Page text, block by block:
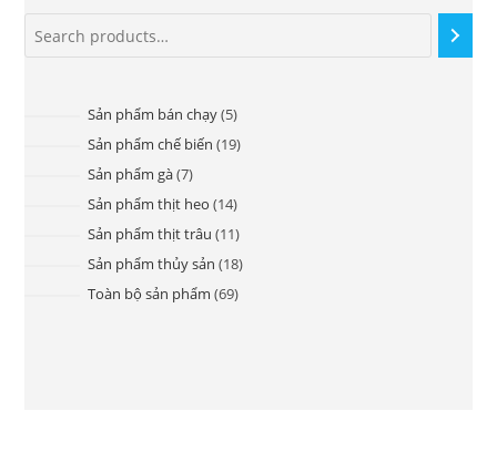
Sản phẩm bán chạy 5
Sản phẩm chế biến 19
Sản phẩm gà 7
Sản phẩm thịt heo 14
Sản phẩm thịt trâu 11
Sản phẩm thủy sản 18
Toàn bộ sản phẩm 69